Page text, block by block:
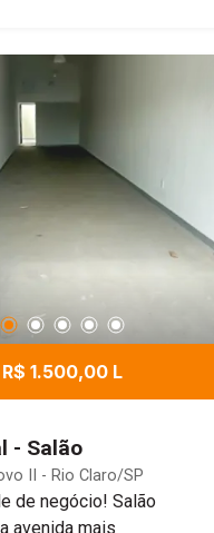
com hall de espera,
brinquedoteca para
das crianças e banheiro
espaço preparado para
pacientes com qualidade
R$ 1.500,00 L
- Salão
II - Rio Claro/SP
negócio! Salão
avenida mais